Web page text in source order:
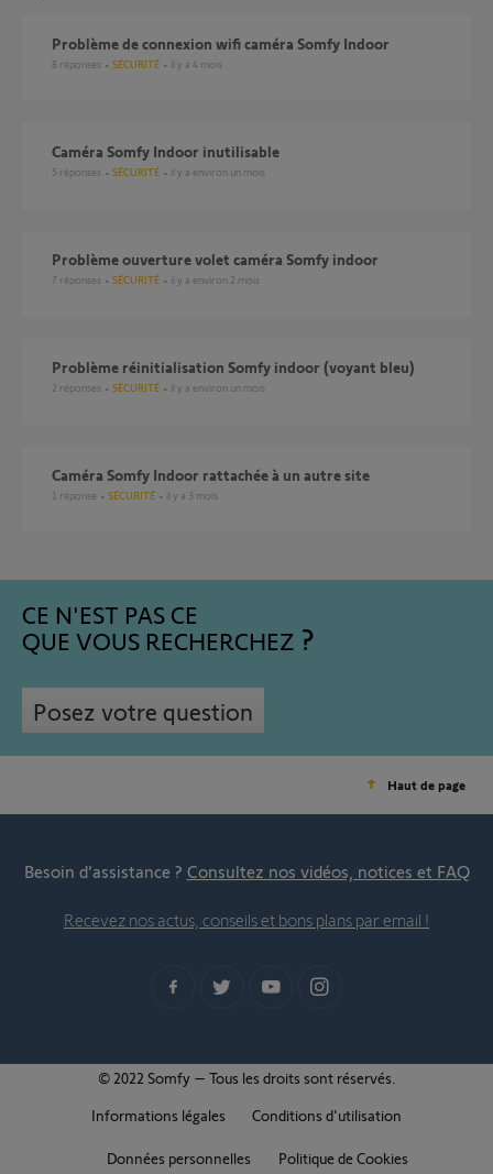
Problème de connexion wifi caméra Somfy Indoor
8 réponses SÉCURITÉ il y a 4 mois
Caméra Somfy Indoor inutilisable
5 réponses SÉCURITÉ il y a environ un mois
Problème ouverture volet caméra Somfy indoor
7 réponses SÉCURITÉ il y a environ 2 mois
Problème réinitialisation Somfy indoor (voyant bleu)
2 réponses SÉCURITÉ il y a environ un mois
Caméra Somfy Indoor rattachée à un autre site
1 réponse SÉCURITÉ il y a 3 mois
CE N'EST PAS CE
QUE VOUS RECHERCHEZ
Posez votre question
Haut de page
Besoin d’assistance ? Consultez nos vidéos, notices et FAQ
Recevez nos actus, conseils et bons plans par email !
© 2022 Somfy – Tous les droits sont réservés.
Informations légales
Conditions d'utilisation
Données personnelles Politique de Cookies